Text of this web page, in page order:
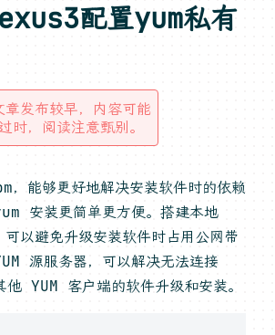
配置yum私有
章发布较早，内容可能
时，阅读注意甄别。
能够更好地解决安装软件时的依赖
安装更简单更方便。搭建本地
以避免升级安装软件时占用公网带
源服务器，可以解决无法连接
YUM 客户端的软件升级和安装。